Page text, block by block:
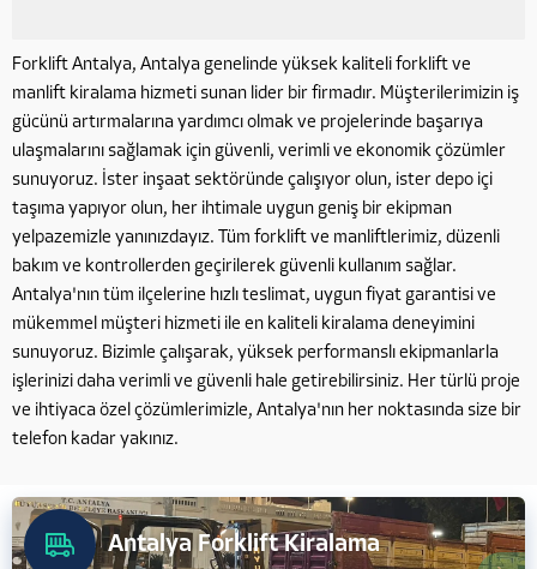
Forklift Antalya, Antalya genelinde yüksek kaliteli forklift ve
manlift kiralama hizmeti sunan lider bir firmadır. Müşterilerimizin iş
gücünü artırmalarına yardımcı olmak ve projelerinde başarıya
ulaşmalarını sağlamak için güvenli, verimli ve ekonomik çözümler
sunuyoruz. İster inşaat sektöründe çalışıyor olun, ister depo içi
taşıma yapıyor olun, her ihtimale uygun geniş bir ekipman
yelpazemizle yanınızdayız. Tüm forklift ve manliftlerimiz, düzenli
bakım ve kontrollerden geçirilerek güvenli kullanım sağlar.
Antalya'nın tüm ilçelerine hızlı teslimat, uygun fiyat garantisi ve
mükemmel müşteri hizmeti ile en kaliteli kiralama deneyimini
sunuyoruz. Bizimle çalışarak, yüksek performanslı ekipmanlarla
işlerinizi daha verimli ve güvenli hale getirebilirsiniz. Her türlü proje
ve ihtiyaca özel çözümlerimizle, Antalya'nın her noktasında size bir
telefon kadar yakınız.
Antalya Forklift Kiralama